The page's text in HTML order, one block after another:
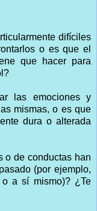
difíciles
o es que el
que hacer para
las emociones y
mismas, o es que
dura o alterada
o de conductas han
(por ejemplo,
a sí mismo)? ¿Te